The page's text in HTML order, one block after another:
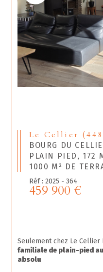
Le Cellier
BOURG DU
PLAIN PIED, 172
1000 M² DE
Réf : 2025 - 364
459 900 €
Seulement chez Le
familiale de plain-pied
absolu